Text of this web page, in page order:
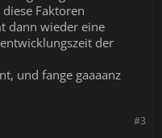
Faktoren
dann wieder eine
der
und fange gaaaanz
#3